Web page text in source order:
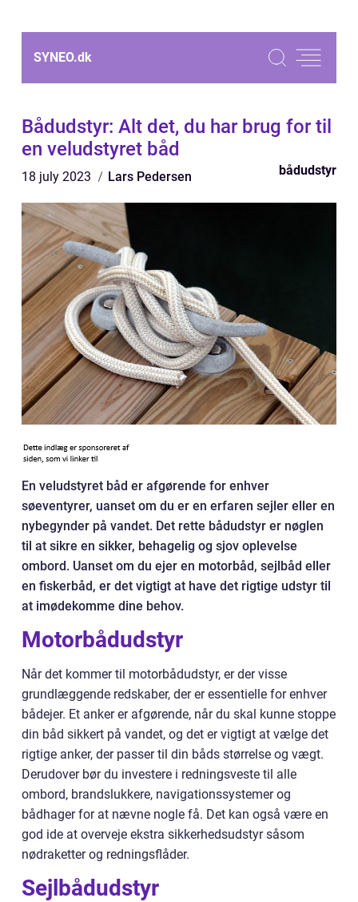
SYNEO.dk
Bådudstyr: Alt det, du har brug for til
en veludstyret båd
18 july 2023 Lars Pedersen bådudstyr
En veludstyret båd er afgørende for enhver
søeventyrer, uanset om du er en erfaren sejler eller en
nybegynder på vandet. Det rette bådudstyr er nøglen
til at sikre en sikker, behagelig og sjov oplevelse
ombord. Uanset om du ejer en motorbåd, sejlbåd eller
en fiskerbåd, er det vigtigt at have det rigtige udstyr til
at imødekomme dine behov.
Motorbådudstyr
Når det kommer til motorbådudstyr, er der visse
grundlæggende redskaber, der er essentielle for enhver
bådejer. Et anker er afgørende, når du skal kunne stoppe
din båd sikkert på vandet, og det er vigtigt at vælge det
rigtige anker, der passer til din båds størrelse og vægt.
Derudover bør du investere i redningsveste til alle
ombord, brandslukkere, navigationssystemer og
bådhager for at nævne nogle få. Det kan også være en
god ide at overveje ekstra sikkerhedsudstyr såsom
nødraketter og redningsflåder.
Sejlbådudstyr